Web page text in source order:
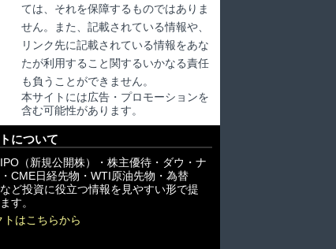
ては、それを保障するものではありま
せん。また、記載されている情報や、
リンク先に記載されている情報をあな
たが利用すること関するいかなる責任
も負うことができません。
本サイトには広告・プロモーションを
含む可能性があります。
について
（新規公開株）・株主優待・ダウ・ナ
CME日経先物・WTI原油先物・為替
ど投資に役立つ情報を見やすい形で提
す。
トはこちらから